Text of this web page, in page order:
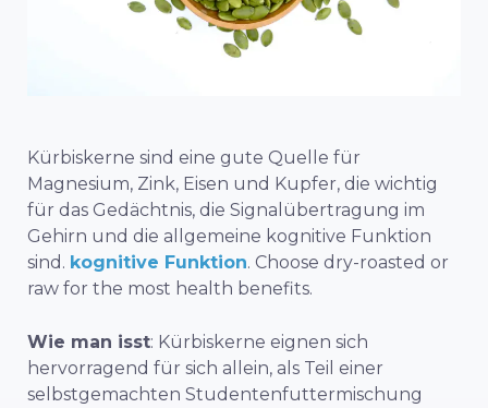
Kürbiskerne sind eine gute Quelle für
Magnesium, Zink, Eisen und Kupfer, die wichtig
für das Gedächtnis, die Signalübertragung im
Gehirn und die allgemeine kognitive Funktion
sind. kognitive Funktion. Choose dry-roasted or
raw for the most health benefits.
Wie man isst: Kürbiskerne eignen sich
hervorragend für sich allein, als Teil einer
selbstgemachten Studentenfuttermischung